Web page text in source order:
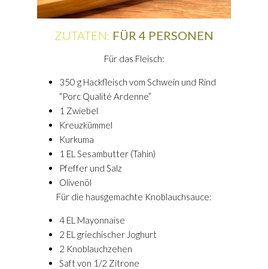
ZUTATEN: FÜR 4 PERSONEN
Für das Fleisch:
350 g Hackfleisch vom Schwein und Rind
“Porc Qualité Ardenne”
1 Zwiebel
Kreuzkümmel
Kurkuma
1 EL Sesambutter (Tahin)
Pfeffer und Salz
Olivenöl
Für die hausgemachte Knoblauchsauce:
4 EL Mayonnaise
2 EL griechischer Joghurt
2 Knoblauchzehen
Saft von 1/2 Zitrone